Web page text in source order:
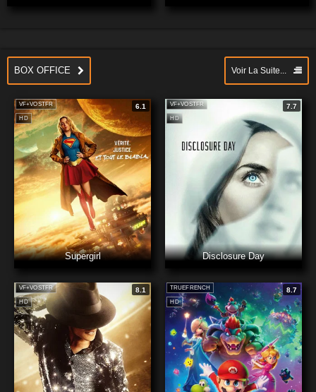
BOX OFFICE Voir La Suite...
HD
VF+VOSTFR 6.1
Supergirl
HD
VF+VOSTFR 7.7
Disclosure Day
HD
VF+VOSTFR 8.1
HD
TRUEFRENCH 8.7